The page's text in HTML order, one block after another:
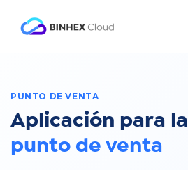
PUNTO DE VENTA​
Aplicación para la
punto de venta